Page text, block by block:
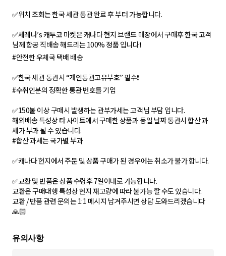
✅위치 조회는 한국 세관 통관 완료 후 부터 가능합니다.
✅세레나’s 캐투코 마켓은 캐나다 현지 브랜드 매장에서 구매후 한국 고객
님께 항공 직배송 해드리는 100% 정품 입니다❗
#안전한 우체국 택배 배송
✅한국 세관 통관시 “개인통관고유부호” 필수❗
#수취인분의 정확한 통관 번호를 기입
✅150불 이상 구매시 발생하는 관부가세는 고객님 부담 입니다.
해외배송 특성상 타 사이트에서 구매한 상품과 동일 날짜 통관시 합산 과
세가 부과 될 수 있습니다.
#합산 과세는 국가별 부과
✅캐나다 현지에서 주문 및 상품 구매가 된 경우에는 취소가 불가 합니다.
✅교환 및 반품은 상품 수령후 7일이내로 가능합니다.
교환은 구매대행 특성상 현지 재고량에 따라 불가능 할 수도 있습니다.
교환 / 반품 관련 문의는 1:1 메시지 남겨주시면 상담 도와드리겠습니다
🙏🏻
유의사항